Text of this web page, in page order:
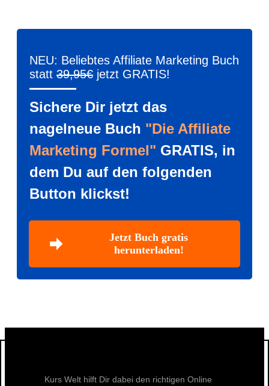
NEU: Beliebtes Affiliate Marketing Buch
statt 39,95€ jetzt GRATIS!
Sichere Dir jetzt das
nagelneue Buch "Die Affiliate
Marketing Formel" GRATIS, in
dem Du auf den folgenden
Button klickst!
Jetzt Buch gratis
herunterladen!
Kurs Welt hilft Dir dabei den richtigen Online